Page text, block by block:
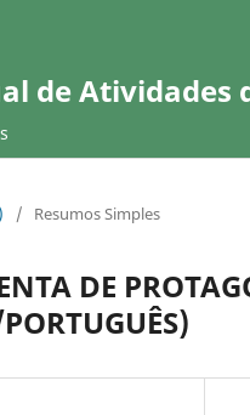
de Atividades
/ Resumos Simples
DE